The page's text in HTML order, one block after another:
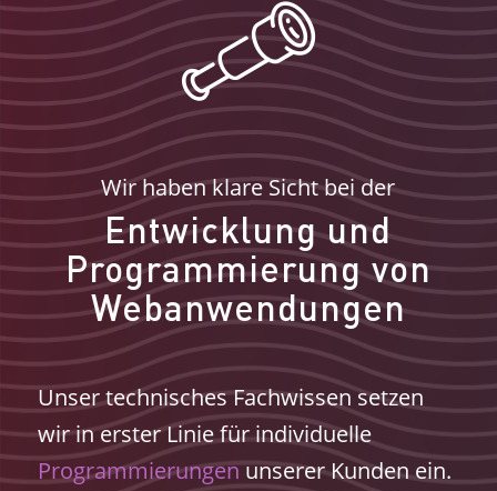
Wir haben klare Sicht bei der
Entwicklung und
Programmierung von
Webanwendungen
Unser technisches Fachwissen setzen
wir in erster Linie für individuelle
Programmierungenunserer Kunden ein.